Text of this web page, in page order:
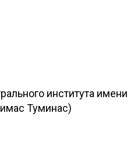
института имени
Туминас)